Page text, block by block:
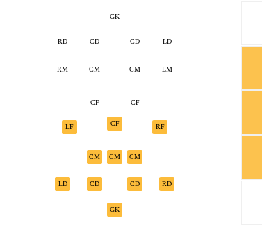
LD
CD
RD CD
LM
RM
GK
CM
CM
CF
CF
GK
LD CD CD RD
CM CM CM
LF CF RF